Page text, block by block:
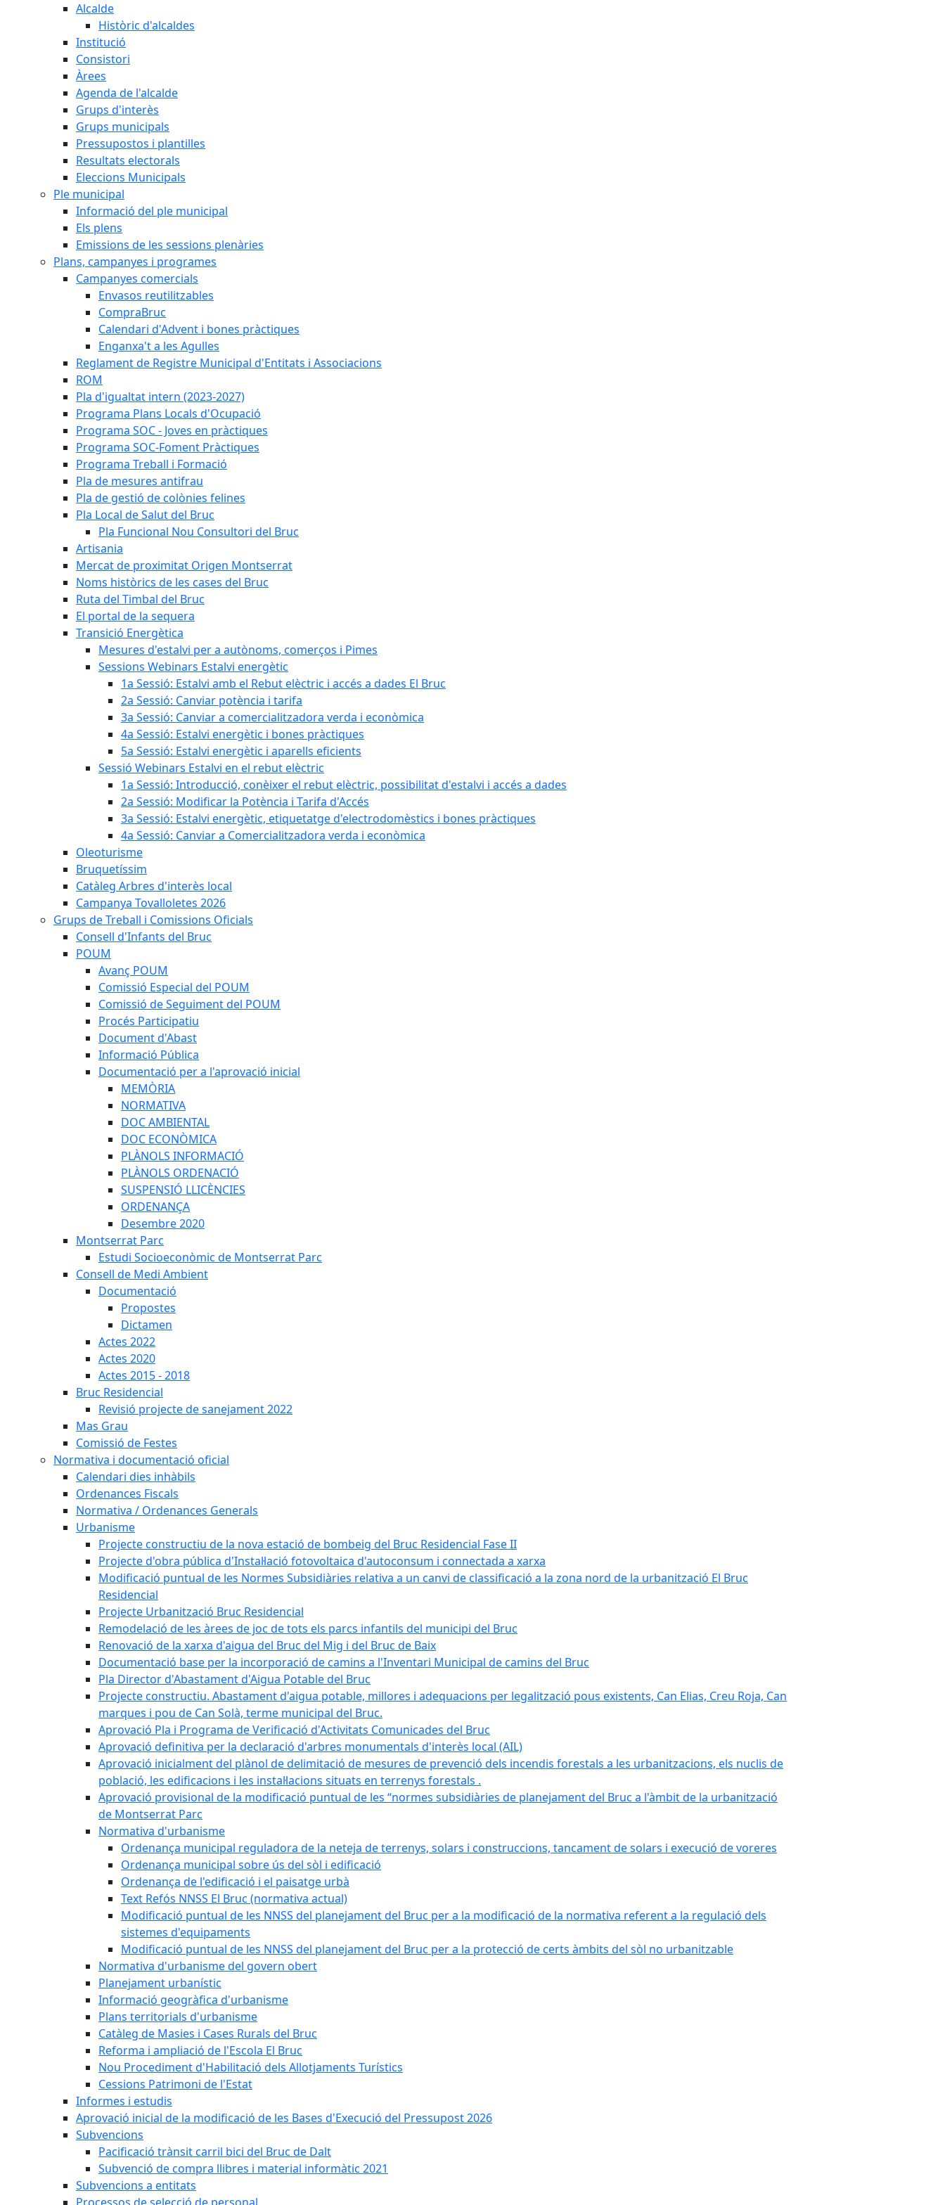
Alcalde
Històric d'alcaldes
Institució
Consistori
Àrees
Agenda de l'alcalde
Grups d'interès
Grups municipals
Pressupostos i plantilles
Resultats electorals
Eleccions Municipals
Ple municipal
Informació del ple municipal
Els plens
Emissions de les sessions plenàries
Plans, campanyes i programes
Campanyes comercials
Envasos reutilitzables
CompraBruc
Calendari d'Advent i bones pràctiques
Enganxa't a les Agulles
Reglament de Registre Municipal d'Entitats i Associacions
ROM
Pla d'igualtat intern (2023-2027)
Programa Plans Locals d'Ocupació
Programa SOC - Joves en pràctiques
Programa SOC-Foment Pràctiques
Programa Treball i Formació
Pla de mesures antifrau
Pla de gestió de colònies felines
Pla Local de Salut del Bruc
Pla Funcional Nou Consultori del Bruc
Artisania
Mercat de proximitat Origen Montserrat
Noms històrics de les cases del Bruc
Ruta del Timbal del Bruc
El portal de la sequera
Transició Energètica
Mesures d'estalvi per a autònoms, comerços i Pimes
Sessions Webinars Estalvi energètic
1a Sessió: Estalvi amb el Rebut elèctric i accés a dades El Bruc
2a Sessió: Canviar potència i tarifa
3a Sessió: Canviar a comercialitzadora verda i econòmica
4a Sessió: Estalvi energètic i bones pràctiques
5a Sessió: Estalvi energètic i aparells eficients
Sessió Webinars Estalvi en el rebut elèctric
1a Sessió: Introducció, conèixer el rebut elèctric, possibilitat d'estalvi i accés a dades
2a Sessió: Modificar la Potència i Tarifa d'Accés
3a Sessió: Estalvi energètic, etiquetatge d'electrodomèstics i bones pràctiques
4a Sessió: Canviar a Comercialitzadora verda i econòmica
Oleoturisme
Bruquetíssim
Catàleg Arbres d'interès local
Campanya Tovalloletes 2026
Grups de Treball i Comissions Oficials
Consell d'Infants del Bruc
POUM
Avanç POUM
Comissió Especial del POUM
Comissió de Seguiment del POUM
Procés Participatiu
Document d'Abast
Informació Pública
Documentació per a l'aprovació inicial
MEMÒRIA
NORMATIVA
DOC AMBIENTAL
DOC ECONÒMICA
PLÀNOLS INFORMACIÓ
PLÀNOLS ORDENACIÓ
SUSPENSIÓ LLICÈNCIES
ORDENANÇA
Desembre 2020
Montserrat Parc
Estudi Socioeconòmic de Montserrat Parc
Consell de Medi Ambient
Documentació
Propostes
Dictamen
Actes 2022
Actes 2020
Actes 2015 - 2018
Bruc Residencial
Revisió projecte de sanejament 2022
Mas Grau
Comissió de Festes
Normativa i documentació oficial
Calendari dies inhàbils
Ordenances Fiscals
Normativa / Ordenances Generals
Urbanisme
Projecte constructiu de la nova estació de bombeig del Bruc Residencial Fase II
Projecte d'obra pública d'Instal·lació fotovoltaica d'autoconsum i connectada a xarxa
Modificació puntual de les Normes Subsidiàries relativa a un canvi de classificació a la zona nord de la urbanització El Bruc
Residencial
Projecte Urbanització Bruc Residencial
Remodelació de les àrees de joc de tots els parcs infantils del municipi del Bruc
Renovació de la xarxa d'aigua del Bruc del Mig i del Bruc de Baix
Documentació base per la incorporació de camins a l'Inventari Municipal de camins del Bruc
Pla Director d'Abastament d'Aigua Potable del Bruc
Projecte constructiu. Abastament d'aigua potable, millores i adequacions per legalització pous existents, Can Elias, Creu Roja, Can
marques i pou de Can Solà, terme municipal del Bruc.
Aprovació Pla i Programa de Verificació d'Activitats Comunicades del Bruc
Aprovació definitiva per la declaració d'arbres monumentals d'interès local (AIL)
Aprovació inicialment del plànol de delimitació de mesures de prevenció dels incendis forestals a les urbanitzacions, els nuclis de
població, les edificacions i les instal·lacions situats en terrenys forestals .
Aprovació provisional de la modificació puntual de les “normes subsidiàries de planejament del Bruc a l'àmbit de la urbanització
de Montserrat Parc
Normativa d'urbanisme
Ordenança municipal reguladora de la neteja de terrenys, solars i construccions, tancament de solars i execució de voreres
Ordenança municipal sobre ús del sòl i edificació
Ordenança de l'edificació i el paisatge urbà
Text Refós NNSS El Bruc (normativa actual)
Modificació puntual de les NNSS del planejament del Bruc per a la modificació de la normativa referent a la regulació dels
sistemes d'equipaments
Modificació puntual de les NNSS del planejament del Bruc per a la protecció de certs àmbits del sòl no urbanitzable
Normativa d'urbanisme del govern obert
Planejament urbanístic
Informació geogràfica d'urbanisme
Plans territorials d'urbanisme
Catàleg de Masies i Cases Rurals del Bruc
Reforma i ampliació de l'Escola El Bruc
Nou Procediment d'Habilitació dels Allotjaments Turístics
Cessions Patrimoni de l'Estat
Informes i estudis
Aprovació inicial de la modificació de les Bases d'Execució del Pressupost 2026
Subvencions
Pacificació trànsit carril bici del Bruc de Dalt
Subvenció de compra llibres i material informàtic 2021
Subvencions a entitats